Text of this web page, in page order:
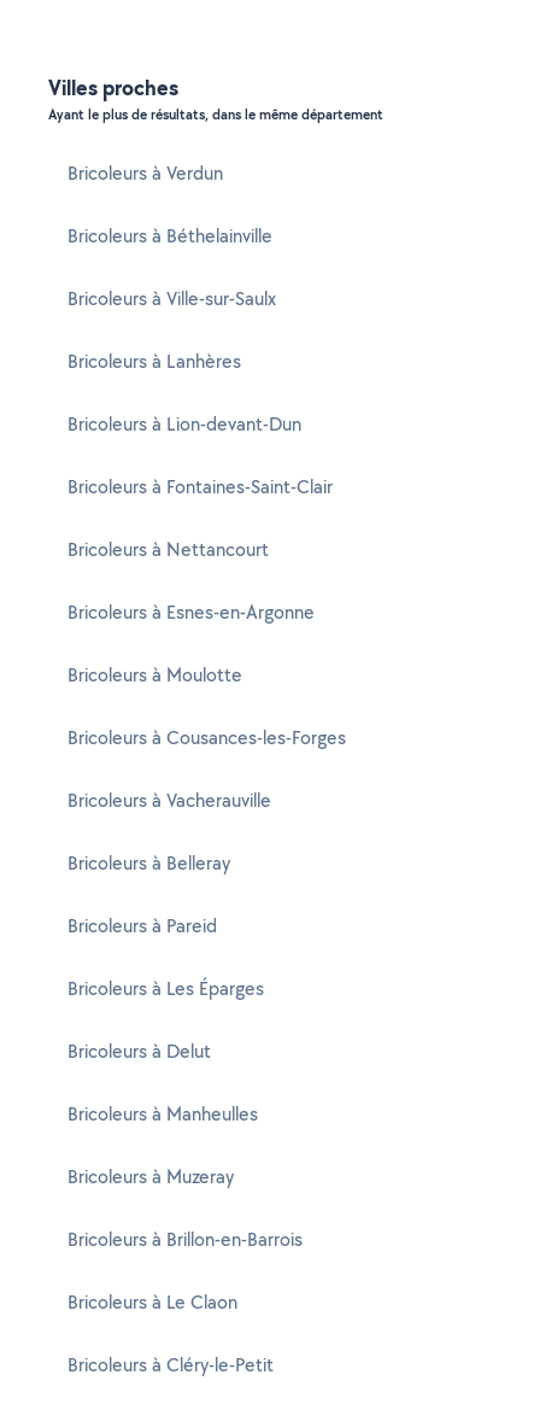
Villes proches
Ayant le plus de résultats, dans le même département
Bricoleurs à Verdun
Bricoleurs à Béthelainville
Bricoleurs à Ville-sur-Saulx
Bricoleurs à Lanhères
Bricoleurs à Lion-devant-Dun
Bricoleurs à Fontaines-Saint-Clair
Bricoleurs à Nettancourt
Bricoleurs à Esnes-en-Argonne
Bricoleurs à Moulotte
Bricoleurs à Cousances-les-Forges
Bricoleurs à Vacherauville
Bricoleurs à Belleray
Bricoleurs à Pareid
Bricoleurs à Les Éparges
Bricoleurs à Delut
Bricoleurs à Manheulles
Bricoleurs à Muzeray
Bricoleurs à Brillon-en-Barrois
Bricoleurs à Le Claon
Bricoleurs à Cléry-le-Petit